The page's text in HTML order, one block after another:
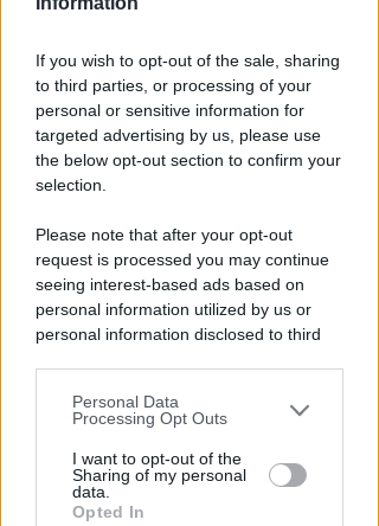
If you wish to opt-out of the sale, sharing
to third parties, or processing of your
personal or sensitive information for
targeted advertising by us, please use
the below opt-out section to confirm your
selection.
Please note that after your opt-out
request is processed you may continue
seeing interest-based ads based on
personal information utilized by us or
personal information disclosed to third
You may separately opt-out of the further
disclosure of your personal information
by third parties on the IAB’s list of
downstream participants.
Personal Data
Processing Opt Outs
I want to opt-out of the
Sharing of my personal
data.
Opted In
NO A PISCINE E TERRAZZE
Piano Arenile. Renzi (FdI):
maldestro tentativo di
urbanizzare la spiaggia